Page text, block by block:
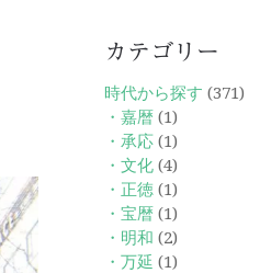
カテゴリー
時代から探す (371)
・嘉暦(1)
・承応(1)
・文化(4)
・正徳(1)
・宝暦(1)
・明和 (2)
・万延 (1)